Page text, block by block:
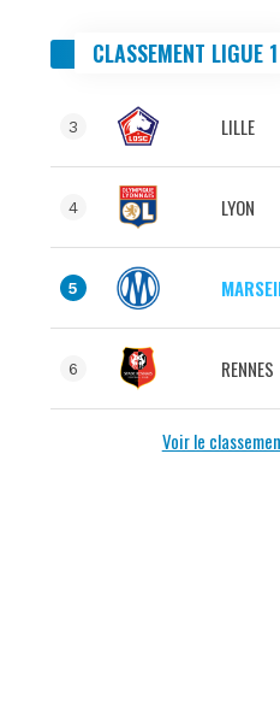
CLASSEMENT LIGUE 1
3 LILLE
4 LYON
5
6 RENNES
Voir le